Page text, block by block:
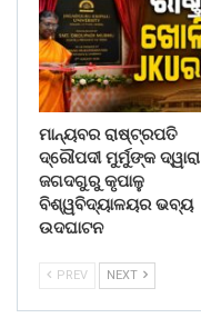
ମାନ୍ୟବର ରାଷ୍ଟ୍ରପତି
ଦ୍ରୌପଦୀ ମୁର୍ମୁଙ୍କ ଦ୍ୱାରା
ଜଗଦଗୁରୁ କୃପାଳୁ
ବିଶ୍ୱବିଦ୍ୟାଳୟର ଭବ୍ୟ
ଉଦଘାଟନ
PREV NEXT